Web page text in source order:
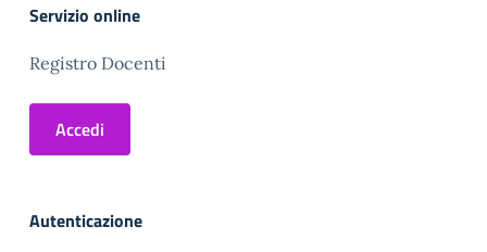
Servizio online
Registro Docenti
Accedi
Autenticazione